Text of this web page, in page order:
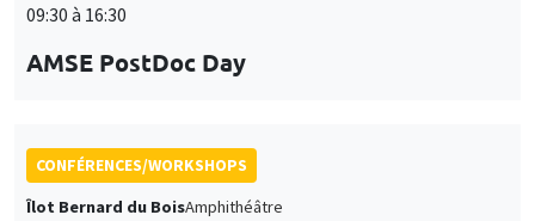
09:30 à 16:30
AMSE PostDoc Day
CONFÉRENCES/WORKSHOPS
Îlot Bernard du BoisAmphithéâtre